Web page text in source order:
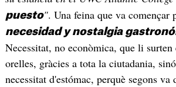
puesto". Una feina que va començar
necesidad y nostalgia
Necessitat, no econòmica, que li
orelles, gràcies a tota la ciutadania,
necessitat d'estómac, perquè segons